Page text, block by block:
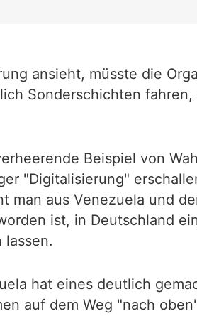
ansieht, müsste die
Sonderschichten fahren,
Beispiel von
"Digitalisierung"
man aus Venezuela und
ist, in Deutschland
hat eines deutlich
auf dem Weg "nach